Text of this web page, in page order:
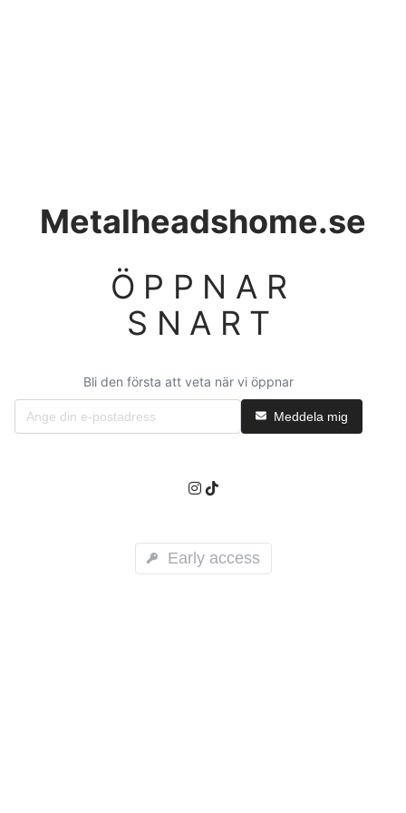
Metalheadshome.se
ÖPPNAR
SNART
Bli den första att veta när vi öppnar
Meddela mig
Early access